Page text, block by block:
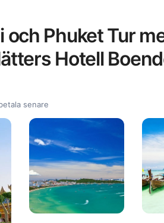
och Phuket Tur
Hotell
senare